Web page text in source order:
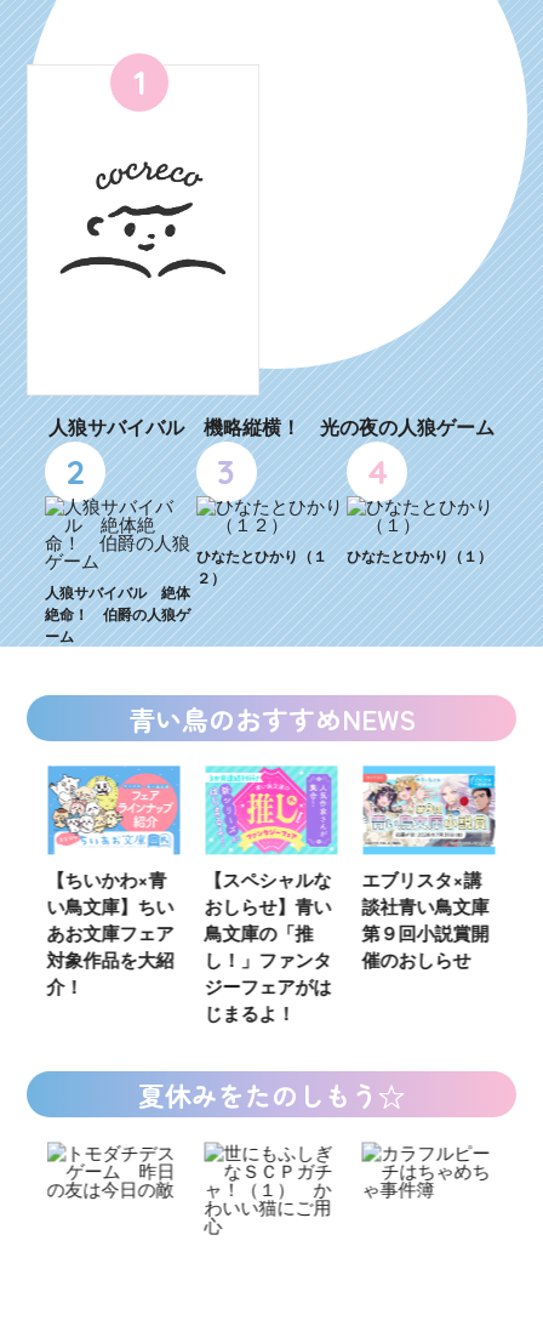
1
人狼サバイバル 機略縦横！ 光の夜の人狼ゲーム
2
人狼サバイバル 絶体
絶命！ 伯爵の人狼ゲ
ーム
3
ひなたとひかり（１
２）
4
ひなたとひかり（１）
青い鳥のおすすめNEWS
【ちいかわ×青
い鳥文庫】ちい
あお文庫フェア
対象作品を大紹
介！
【スペシャルな
おしらせ】青い
鳥文庫の「推
し！」ファンタ
ジーフェアがは
じまるよ！
エブリスタ×講
談社青い鳥文庫
第９回小説賞開
催のおしらせ
夏休みをたのしもう☆